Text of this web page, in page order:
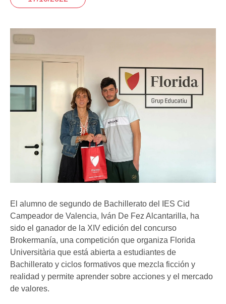
El alumno de segundo de Bachillerato del IES Cid
Campeador de Valencia, Iván De Fez Alcantarilla, ha
sido el ganador de la XIV edición del concurso
Brokermanía, una competición que organiza Florida
Universitària que está abierta a estudiantes de
Bachillerato y ciclos formativos que mezcla ficción y
realidad y permite aprender sobre acciones y el mercado
de valores.